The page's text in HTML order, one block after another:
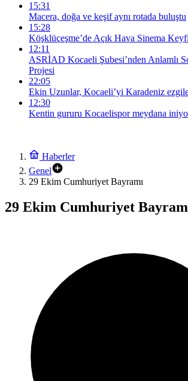
15:31
Macera, doğa ve keşif aynı rotada buluştu
15:28
Köşklüçeşme’de Açık Hava Sinema Keyfi
12:11
ASRİAD Kocaeli Şubesi’nden Anlamlı
Projesi
22:05
Ekin Uzunlar, Kocaeli’yi Karadeniz
12:30
Kentin gururu Kocaelispor meydana
Haberler
Genel
29 Ekim Cumhuriyet Bayramı
29 Ekim Cumhuriyet